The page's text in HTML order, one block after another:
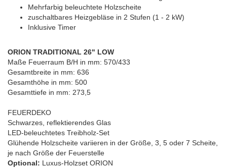
Mehrfarbig beleuchtete Holzscheite
zuschaltbares Heizgebläse in 2 Stufen (1 - 2 kW)
Inklusive Timer
ORION TRADITIONAL 26" LOW
Maße Feuerraum B/H in mm: 570/433
Gesamtbreite in mm: 636
Gesamthöhe in mm: 500
​Gesamttiefe in mm: 273,5
FEUERDEKO
Schwarzes, reflektierendes Glas
LED-beleuchtetes Treibholz-Set
Glühende Holzscheite variieren in der Größe, 3, 5 oder 7 Scheite,
je nach Größe der Feuerstelle
Optional: Luxus-Holzset ORION